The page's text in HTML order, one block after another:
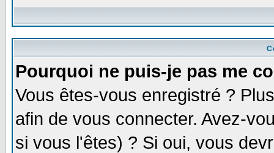
Pourquoi ne puis-je pas me
Vous êtes-vous enregistré ?
afin de vous connecter. Avez-
si vous l'êtes) ? Si oui, vous